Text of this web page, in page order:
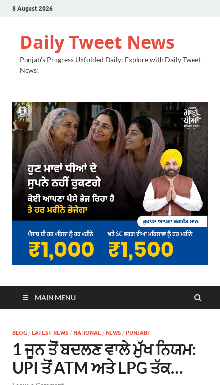
8 August 2026
Daily Tweet News
Punjab's Progress Unfolded Daily: Explore with Daily Tweet
News!
MAIN MENU
BLOG / LATEST NEWS / NATIONAL / NEWS / PUNJABI
1 ਜੂਨ ਤੋਂ ਬਦਲਣ ਵਾਲੇ ਮੁੱਖ ਨਿਯਮ:
UPI ਤੋਂ ATM ਅਤੇ LPG ਤੱਕ…